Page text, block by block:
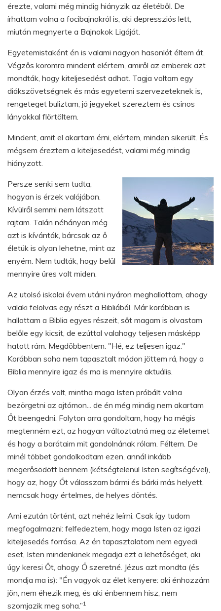
érezte, valami még mindig hiányzik az életéből. De
írhattam volna a focibajnokról is, aki depressziós lett,
miután megnyerte a Bajnokok Ligáját.
Egyetemistaként én is valami nagyon hasonlót éltem át.
Végzős koromra mindent elértem, amiről az emberek azt
mondták, hogy kiteljesedést adhat. Tagja voltam egy
diákszövetségnek és más egyetemi szervezeteknek is,
rengeteget buliztam, jó jegyeket szereztem és csinos
lányokkal flörtöltem.
Mindent, amit el akartam érni, elértem, minden sikerült. És
mégsem éreztem a kiteljesedést, valami még mindig
hiányzott.
Persze senki sem tudta,
hogyan is érzek valójában.
Kívülről semmi nem látszott
rajtam. Talán néhányan még
azt is kívánták, bárcsak az ő
életük is olyan lehetne, mint az
enyém. Nem tudták, hogy belül
mennyire üres volt miden.
Az utolsó iskolai évem utáni nyáron meghallottam, ahogy
valaki felolvas egy részt a Bibliából. Már korábban is
hallottam a Biblia egyes részeit, sőt magam is olvastam
belőle egy kicsit, de ezúttal valahogy teljesen másképp
hatott rám. Megdöbbentem. "Hé, ez teljesen igaz."
Korábban soha nem tapasztalt módon jöttem rá, hogy a
Biblia mennyire igaz és ma is mennyire aktuális.
Olyan érzés volt, mintha maga Isten próbált volna
bezörgetni az ajtómon... de én még mindig nem akartam
Őt beengedni. Folyton arra gondoltam, hogy ha mégis
megtenném ezt, az hogyan változtatná meg az életemet
és hogy a barátaim mit gondolnának rólam. Féltem. De
minél többet gondolkodtam ezen, annál inkább
megerősödött bennem (kétségtelenül Isten segítségével),
hogy az, hogy Őt válasszam bármi és bárki más helyett,
nemcsak hogy értelmes, de helyes döntés.
Ami ezután történt, azt nehéz leírni. Csak így tudom
megfogalmazni: felfedeztem, hogy maga Isten az igazi
kiteljesedés forrása. Az én tapasztalatom nem egyedi
eset, Isten mindenkinek megadja ezt a lehetőséget, aki
úgy keresi Őt, ahogy Ő szeretné. Jézus azt mondta (és
mondja ma is): "Én vagyok az élet kenyere: aki énhozzám
jön, nem éhezik meg, és aki énbennem hisz, nem
szomjazik meg soha.”1